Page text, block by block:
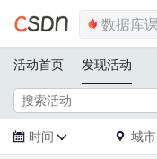
活动首页 发现活动
 时间   城市